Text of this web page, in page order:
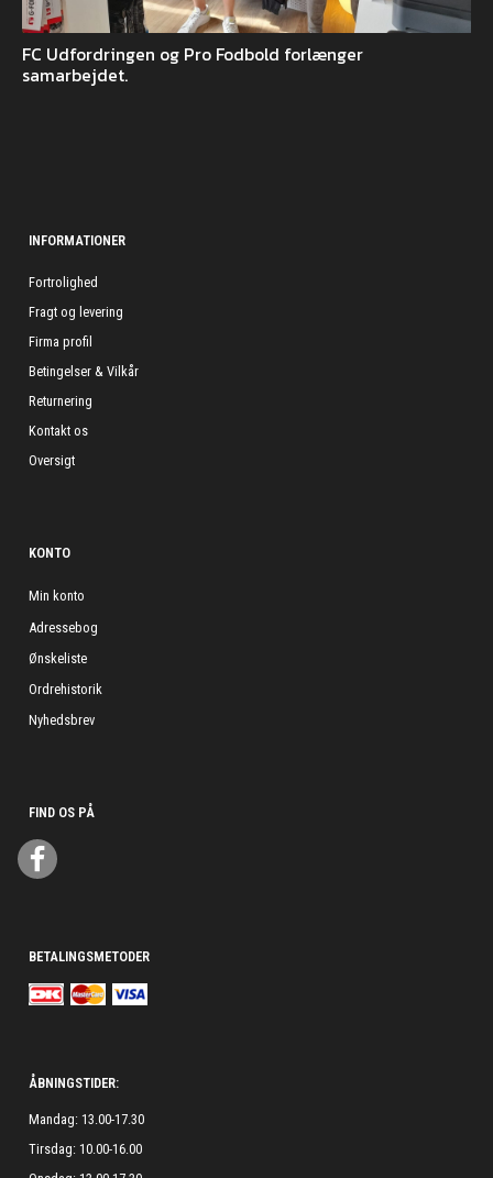
FC Udfordringen og Pro Fodbold forlænger
samarbejdet.
INFORMATIONER
Fortrolighed
Fragt og levering
Firma profil
Betingelser & Vilkår
Returnering
Kontakt os
Oversigt
KONTO
Min konto
Adressebog
Ønskeliste
Ordrehistorik
Nyhedsbrev
FIND OS PÅ
BETALINGSMETODER
ÅBNINGSTIDER:
Mandag: 13.00-17.30
Tirsdag: 10.00-16.00